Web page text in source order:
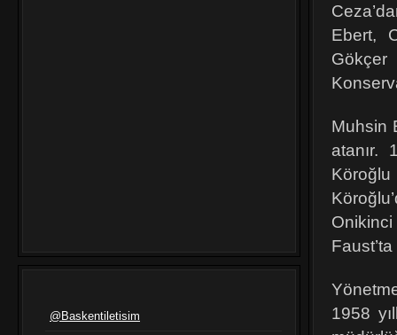
Ebert,
Gökçer
Muhsin
atanır.
1958
@Baskentiletisim